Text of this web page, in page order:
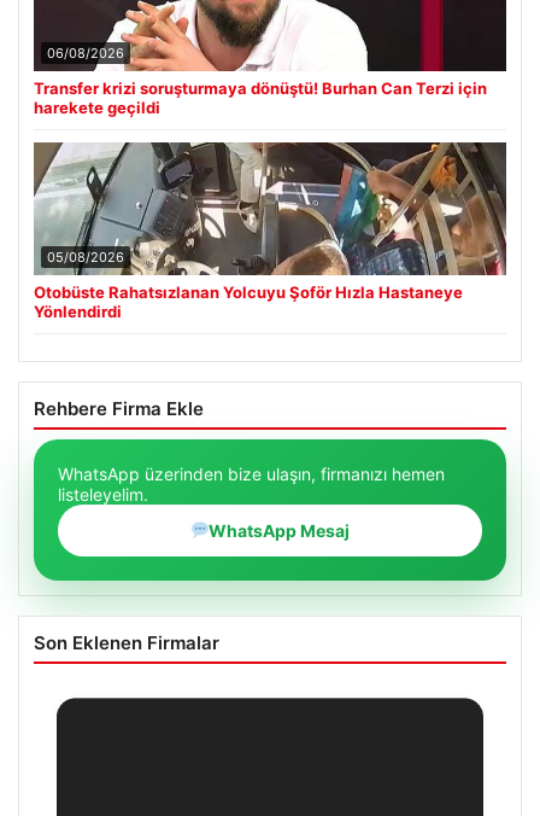
06/08/2026
Transfer krizi soruşturmaya dönüştü! Burhan Can Terzi için
harekete geçildi
05/08/2026
Otobüste Rahatsızlanan Yolcuyu Şoför Hızla Hastaneye
Yönlendirdi
Rehbere Firma Ekle
WhatsApp üzerinden bize ulaşın, firmanızı hemen
listeleyelim.
WhatsApp Mesaj
Son Eklenen Firmalar